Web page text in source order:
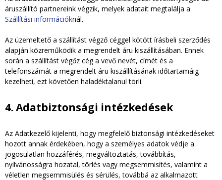
áruszállító partnereink végzik, melyek adatait megtalálja a
Szállítási információknál.
Az üzemeltető a szállítást végző céggel kötött írásbeli szerződés
alapján közreműködik a megrendelt áru kiszállításában. Ennek
során a szállítást végőz cég a vevő nevét, címét és a
telefonszámát a megrendelt áru kiszállításának időtartamáig
kezelheti, ezt követően haladéktalanul törli.
4. Adatbiztonsági intézkedések
Az Adatkezelő kijelenti, hogy megfelelő biztonsági intézkedéseket
hozott annak érdekében, hogy a személyes adatok védje a
jogosulatlan hozzáférés, megváltoztatás, továbbítás,
nyilvánosságra hozatal, törlés vagy megsemmisítés, valamint a
véletlen megsemmisülés és sérülés, továbbá az alkalmazott